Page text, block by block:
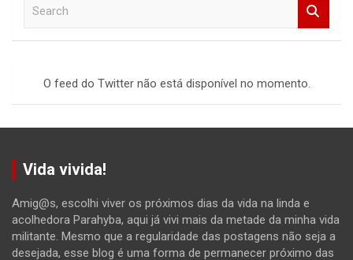
O feed do Twitter não está disponível no momento.
Vida vivida!
Amig@s, escolhi viver os próximos dias da vida na linda e
acolhedora Parahyba, aqui já vivi mais da metade da minha vida
militante. Mesmo que a regularidade das postagens não seja a
desejada, esse blog é uma forma de permanecer próximo das